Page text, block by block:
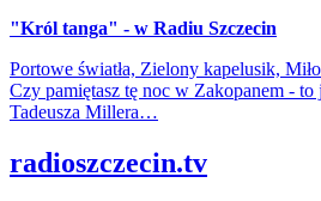
"Król tanga" - w Radiu Szczecin
Portowe światła, Zielony kapelusik,
Czy pamiętasz tę noc w Zakopanem -
Tadeusza Millera…
radioszczecin.tv